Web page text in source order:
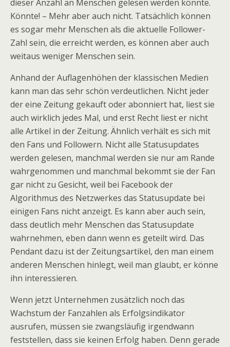
dieser Anzahl an Menschen gelesen werden könnte.
Könnte! – Mehr aber auch nicht. Tatsächlich können
es sogar mehr Menschen als die aktuelle Follower-
Zahl sein, die erreicht werden, es können aber auch
weitaus weniger Menschen sein.
Anhand der Auflagenhöhen der klassischen Medien
kann man das sehr schön verdeutlichen. Nicht jeder
der eine Zeitung gekauft oder abonniert hat, liest sie
auch wirklich jedes Mal, und erst Recht liest er nicht
alle Artikel in der Zeitung. Ähnlich verhält es sich mit
den Fans und Followern. Nicht alle Statusupdates
werden gelesen, manchmal werden sie nur am Rande
wahrgenommen und manchmal bekommt sie der Fan
gar nicht zu Gesicht, weil bei Facebook der
Algorithmus des Netzwerkes das Statusupdate bei
einigen Fans nicht anzeigt. Es kann aber auch sein,
dass deutlich mehr Menschen das Statusupdate
wahrnehmen, eben dann wenn es geteilt wird. Das
Pendant dazu ist der Zeitungsartikel, den man einem
anderen Menschen hinlegt, weil man glaubt, er könne
ihn interessieren.
Wenn jetzt Unternehmen zusätzlich noch das
Wachstum der Fanzahlen als Erfolgsindikator
ausrufen, müssen sie zwangsläufig irgendwann
feststellen, dass sie keinen Erfolg haben. Denn gerade